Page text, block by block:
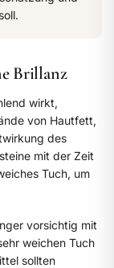
Brillanz
wirkt,
von Hautfett,
des
mit der Zeit
Tuch, um
vorsichtig mit
weichen Tuch
sollten